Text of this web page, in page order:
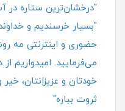
"درخشان‌ترین ستاره در
"بسیار خرسندیم و
حضوری و اینترنتی مه
می‌فرمایید. امیدواریم
خودتان و عزیزانتان،
ثروت بباره"